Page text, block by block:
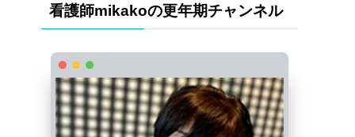
看護師mikakoの更年期チャンネル